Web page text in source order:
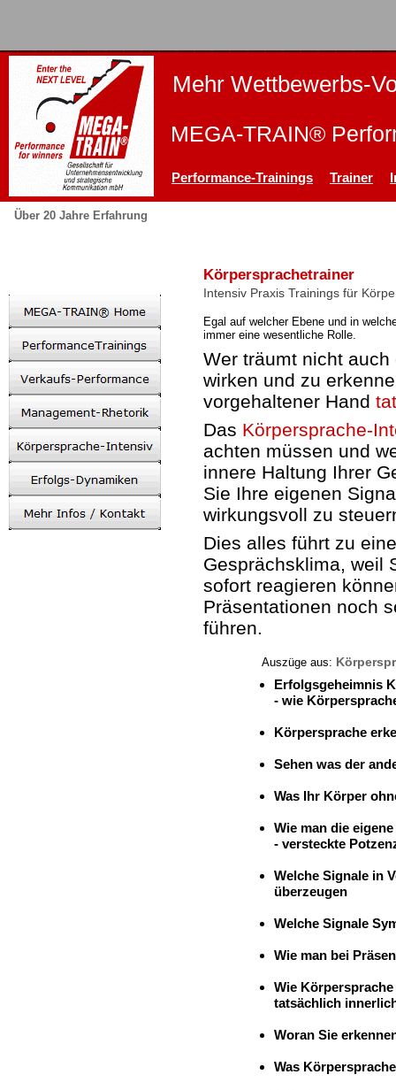
Mehr Wettbewerbs-
MEGA-TRAIN®
Performance-Trainings Trainer
Über 20 Jahre Erfahrung
Körpersprachetrainer
Intensiv Praxis Trainings für
Egal auf welcher Ebene und in
immer eine wesentliche Rolle.
Wer träumt nicht
wirken und zu
vorgehaltener Hand
Das Körpersprache-
achten müssen und
innere Haltung Ihrer
Sie Ihre eigenen
wirkungsvoll zu
Dies alles führt zu
Gesprächsklima, weil
sofort reagieren
Präsentationen noch
führen.
Auszüge aus:
Erfolgsgeheimnis
- wie
Körpersprache
Sehen was der
Was Ihr Körper
Wie man die
- versteckte
Welche Signale in
überzeugen
Welche Signale
Wie man bei
Wie
tatsächlich
Woran Sie
Was